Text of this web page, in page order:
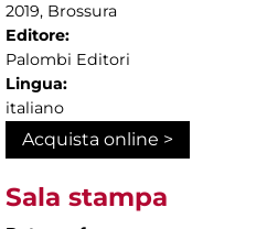
2019, Brossura
Editore:
Palombi Editori
Lingua:
italiano
Acquista online >
Sala stampa